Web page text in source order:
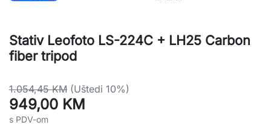
Stativ Leofoto LS-224C + LH25 Carbon
fiber tripod
1.054,45 KM (Uštedi 10%)
949,00 KM
s PDV-om